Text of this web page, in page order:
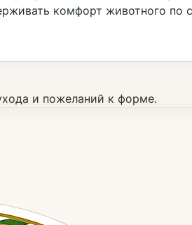
комфорт животного по
и пожеланий к форме.